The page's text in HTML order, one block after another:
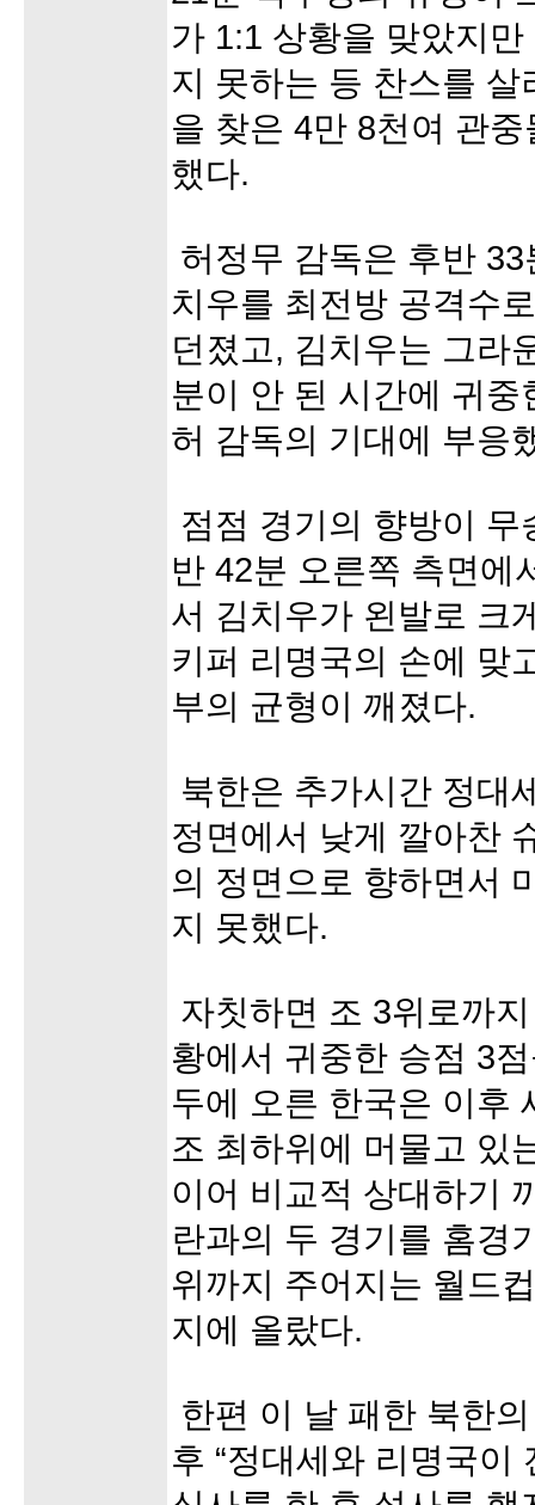
가 1:1 상황을 맞았지
지 못하는 등 찬스를
을 찾은 4만 8천여 관
했다.
허정무 감독은 후반
치우를 최전방 공격수
던졌고, 김치우는 그라
분이 안 된 시간에 귀
허 감독의 기대에 부응
점점 경기의 향방이
반 42분 오른쪽 측면에
서 김치우가 왼발로 크
키퍼 리명국의 손에 맞
부의 균형이 깨졌다.
북한은 추가시간 정대
정면에서 낮게 깔아찬
의 정면으로 향하면서
지 못했다.
자칫하면 조 3위로까
황에서 귀중한 승점 3
두에 오른 한국은 이후
조 최하위에 머물고 있
이어 비교적 상대하기
란과의 두 경기를 홈경
위까지 주어지는 월드
지에 올랐다.
한편 이 날 패한 북한
후 “정대세와 리명국이